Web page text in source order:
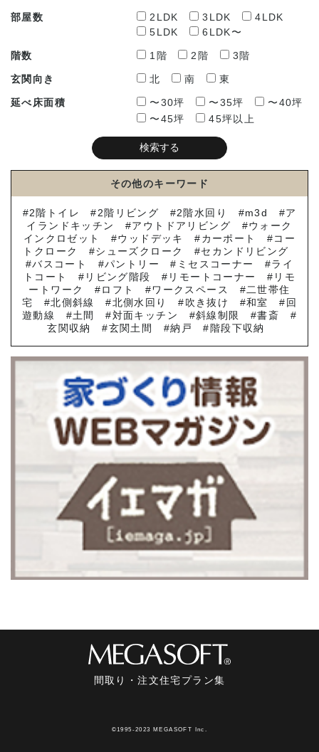
部屋数 2LDK 3LDK
4LDK
5LDK
6LDK〜
階数 1階 2階 3階
玄関向き 北 南 東
延べ床面積 〜30坪 〜35坪
〜40坪
〜45坪
45坪以上
その他のキーワード
2階トイレ 2階リビング 2階水回り m3d
ア
イランドキッチン
アウトドアリビング
ウォーク
インクロゼット
ウッドデッキ カーポート
コー
トクローク
シューズクローク
セカンドリビング
バスコート
パントリー ミセスコーナー
ライ
トコート
リビング階段 リモートコーナー
リモ
ートワーク
ロフト ワークスペース
二世帯住
宅
北側斜線 北側水回り 吹き抜け 和室
回
遊動線
土間 対面キッチン 斜線制限
書斎
玄関収納
玄関土間 納戸 階段下収納
間取り・注文住宅プラン集
©1995-2023 MEGASOFT Inc.